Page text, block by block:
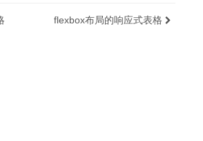
flexbox布局的响应式表格